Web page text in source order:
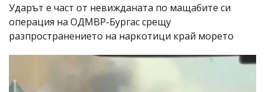
Ударът е част от невижданата по мащабите си
операция на ОДМВР-Бургас срещу
разпространението на наркотици край морето